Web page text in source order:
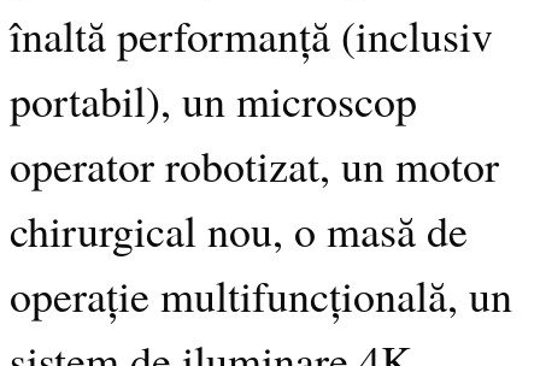
înaltă performanță (inclusiv
portabil), un microscop
operator robotizat, un motor
chirurgical nou, o masă de
operație multifuncțională, un